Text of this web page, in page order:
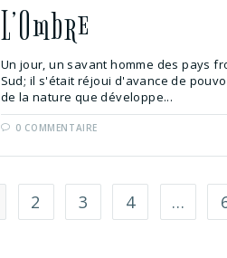
L’Ombre
Un jour, un savant homme des pays
Sud; il s'était réjoui d'avance de
de la nature que développe...
0 COMMENTAIRE
2 3 4 …